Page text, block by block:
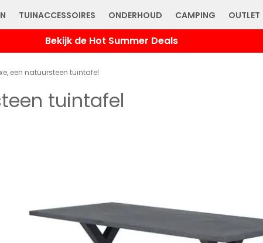
TUINACCESSOIRES ONDERHOUD CAMPING OUTLET
Bekijk de Hot Summer Deals
een natuursteen tuintafel
tuintafel